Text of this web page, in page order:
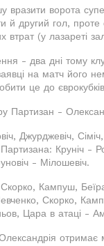
вразити ворота
другий гол, проте
втрат (у лазареті
- два дні тому
на матч його
це до
Партизан -
Джурджевіч,
Круніч -
- Мілошевіч.
Кампуш,
Скорко,
Цара в атаці -
отримає